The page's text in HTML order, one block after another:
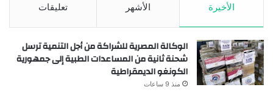
الأخيرة الأشهر تعليقات
الوكالة المصرية للشراكة من أجل التنمية ترسل
شحنة ثانية من المساعدات الطبية إلى جمهورية
الكونغو الديمقراطية
منذ 9 ساعات